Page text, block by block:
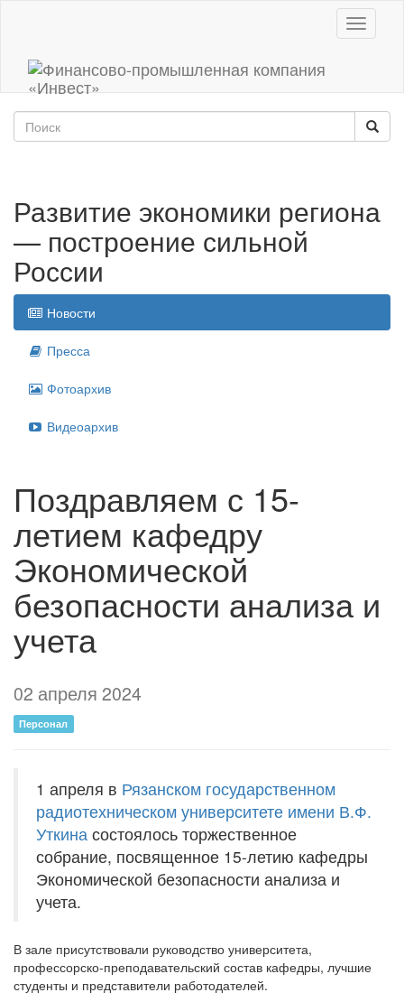
Toggle
Развитие экономики региона
— построение сильной
России
Новости
Пресса
Фотоархив
Видеоархив
Поздравляем с 15-
летием кафедру
Экономической
безопасности анализа и
учета
02 апреля 2024
Персонал
1 апреля в Рязанском государственном
радиотехническом университете имени В.Ф.
Уткина состоялось торжественное
собрание, посвященное 15-летию кафедры
Экономической безопасности анализа и
учета.
В зале присутствовали руководство университета,
профессорско-преподавательский состав кафедры, лучшие
студенты и представители работодателей.